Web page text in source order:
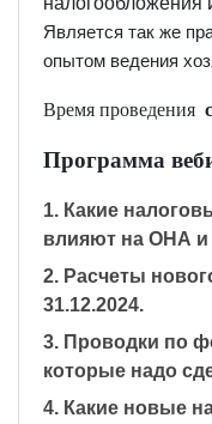
Является так же
опытом ведения
Время проведения
Программа
1. Какие
влияют на ОНА
2. Расчеты
31.12.2024.
3. Проводки по
которые надо
4. Какие новые